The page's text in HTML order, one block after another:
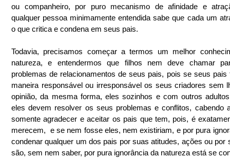
ou companheiro, por puro mecanismo de afinidade e
qualquer pessoa minimamente entendida sabe que cada um
o que critica e condena em seus pais.
Todavia, precisamos começar a termos um melhor
natureza, e entendermos que filhos nem deve chamar
problemas de relacionamentos de seus pais, pois se seus pais
maneira responsável ou irresponsável os seus criadores sem
opinião, da mesma forma, eles sozinhos e com outros
eles devem resolver os seus problemas e conflitos, cabendo
somente agradecer e aceitar os pais que tem, pois, é
merecem,  e se nem fosse eles, nem existiriam, e por pura
condenar qualquer um dos pais por suas atitudes, ações ou por
são, sem nem saber, por pura ignorância da natureza está se